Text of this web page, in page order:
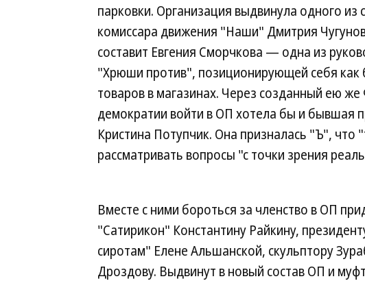
парковки. Организация выдвинула одного
комиссара движения "Наши" Дмитрия
составит Евгения Сморчкова — одна из
"Хрюши против", позиционирующей себя как
товаров в магазинах. Через созданный ею
демократии войти в ОП хотела бы и бывшая
Кристина Потупчик. Она призналась "Ъ", что
рассматривать вопросы "с точки зрения
Вместе с ними бороться за членство в ОП
"Сатирикон" Константину Райкину,
сиротам" Елене Альшанской, скульптору
Дроздову. Выдвинут в новый состав ОП и